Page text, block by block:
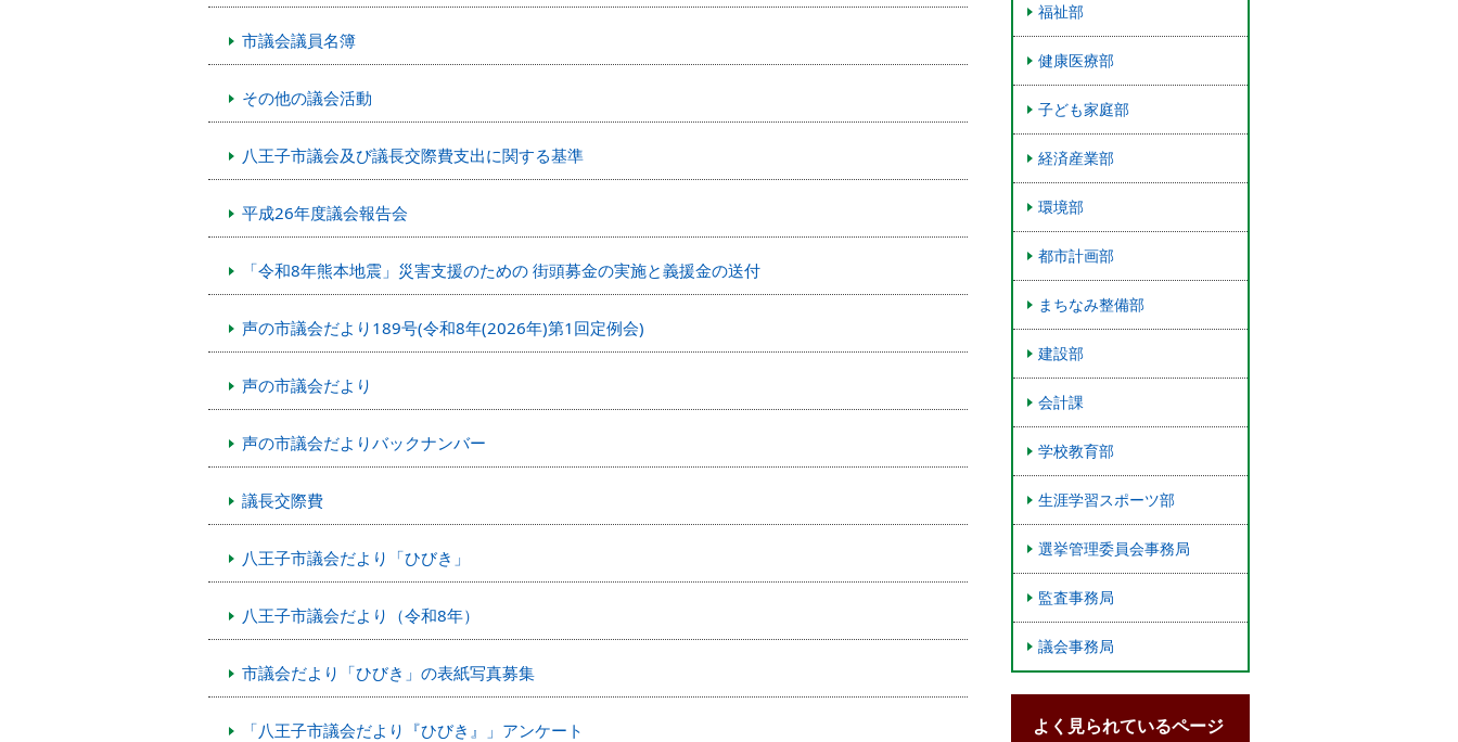
市議会議員名簿
その他の議会活動
八王子市議会及び議長交際費支出に関する基準
平成26年度議会報告会
「令和8年熊本地震」災害支援のための 街頭募金の実施と義援金の送付
声の市議会だより189号(令和8年(2026年)第1回定例会)
声の市議会だより
声の市議会だよりバックナンバー
議長交際費
八王子市議会だより「ひびき」
八王子市議会だより（令和8年）
市議会だより「ひびき」の表紙写真募集
「八王子市議会だより『ひびき』」アンケート
福祉部
健康医療部
子ども家庭部
経済産業部
環境部
都市計画部
まちなみ整備部
建設部
会計課
学校教育部
生涯学習スポーツ部
選挙管理委員会事務局
監査事務局
議会事務局
よく見られているページ